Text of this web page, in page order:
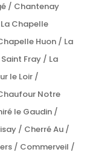
/ Chantenay
Chapelle
Huon / La
Fray / La
le Loir /
Notre
le Gaudin /
/ Cherré Au /
/ Commerveil /